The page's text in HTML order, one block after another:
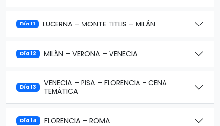
Día 11 LUCERNA – MONTE TITLIS – MILÁN
Día 12 MILÁN – VERONA – VENECIA
Día 13
VENECIA – PISA – FLORENCIA - CENA
TEMÁTICA
Día 14 FLORENCIA – ROMA